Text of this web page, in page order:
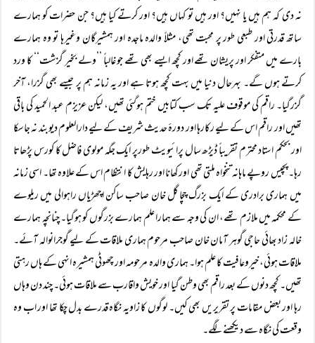
نہ دی کہ ہم ہیں یا نہیں؟ اور ہیں تو کہاں ہیں؟ اور کرتے کیا ہیں؟ جن حضرات کو ہمارے
ساتھ قدرتی اور طبعی طور پر محبت تھی، مثلاً والدہ ماجدہ اور ہمشیرگان وغیرہا تو وہ ہمارے
بارے میں متفکر اور پریشان تھے اور کچھ ایسے بھی تھے جو غالباً ’’ولے بخیر گزشت‘‘ کا ورد
کرتے ہوں گے۔ بہرحال دنیا میں بہت کچھ ہوتا ہے اور یہ زمانہ ہم پر جیسے بھی گزرا، آخر
گزرگیا۔ راقم کی موقوف علیہ تک سب کتابیں ختم ہوگئی تھیں، لیکن عزیزم عبد الحمید کی باقی
تھیں اور راقم اس کے لیے رکارہا اور دورۂ حدیث شریف کے لیے دارالعلوم دیوبند نہ جاسکا
اور بحکم استاد محترم تقریباً ڈیڑھ سال پرائیویٹ طورپر ایک جگہ مولوی فاضل کا کورس پڑھاتا
رہا۔ پچیس روپے ماہانہ تنخواہ ملتی تھی اور کھانا اور رہایش کا انتظام اس کے علاوہ تھا۔ اسی زمانہ
میں ہماری برادری کے ایک بزرگ چچا گل خان صاحب ساکن اچھڑیاں راہوالی میں ریلوے
کے محکمہ میں ملازم تھے، ان کی وجہ سے ہمارا علم ہمارے بزرگوں کو ہوگیا۔ چنانچہ ہمارے
خالہ زاد بھائی حاجی گوہر آمان خان صاحب مرحوم ہماری ملاقات کے لیے گوجرانوالہ آئے۔
ملاقات ہوئی، خیروعافیت کا علم ہوا۔ ہماری والدہ مرحومہ اور چھوٹی ہمشیرہ انہی کے ہاں رہتی
تھیں۔ کچھ دنوں کے بعد راقم بھی وطن گیا اور خویش واقارب سے ملاقات ہوئی۔ چند دن وہاں
رہا اور بعض مقامات پر تقریریں بھی کیں۔ لوگوں کا زاویہ نگاہ قدرے بدل چکا تھا اور اب وہ
وقعت کی نگاہ سے دیکھنے لگے۔